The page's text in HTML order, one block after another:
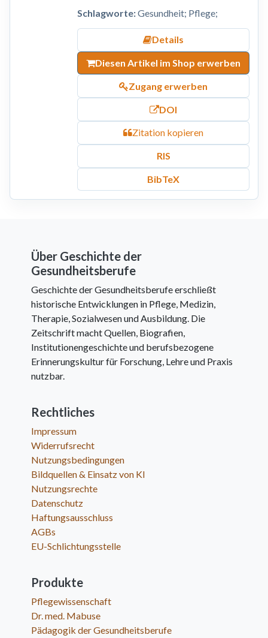
Schlagworte:Gesundheit; Pflege;
Details
Diesen Artikel im Shop erwerben
Zugang erwerben
DOI
Zitation kopieren
RIS
BibTeX
Über Geschichte der
Gesundheitsberufe
Geschichte der Gesundheitsberufe erschließt
historische Entwicklungen in Pflege, Medizin,
Therapie, Sozialwesen und Ausbildung. Die
Zeitschrift macht Quellen, Biografien,
Institutionengeschichte und berufsbezogene
Erinnerungskultur für Forschung, Lehre und Praxis
nutzbar.
Rechtliches
Impressum
Widerrufsrecht
Nutzungsbedingungen
Bildquellen & Einsatz von KI
Nutzungsrechte
Datenschutz
Haftungsausschluss
AGBs
EU-Schlichtungsstelle
Produkte
Pflegewissenschaft
Dr. med. Mabuse
Pädagogik der Gesundheitsberufe